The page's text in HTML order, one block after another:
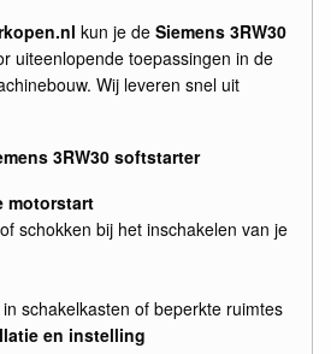
kun je de Siemens 3RW30
uiteenlopende toepassingen in de
Wij leveren snel uit
3RW30 softstarter
motorstart
schokken bij het inschakelen van je
schakelkasten of beperkte ruimtes
en instelling